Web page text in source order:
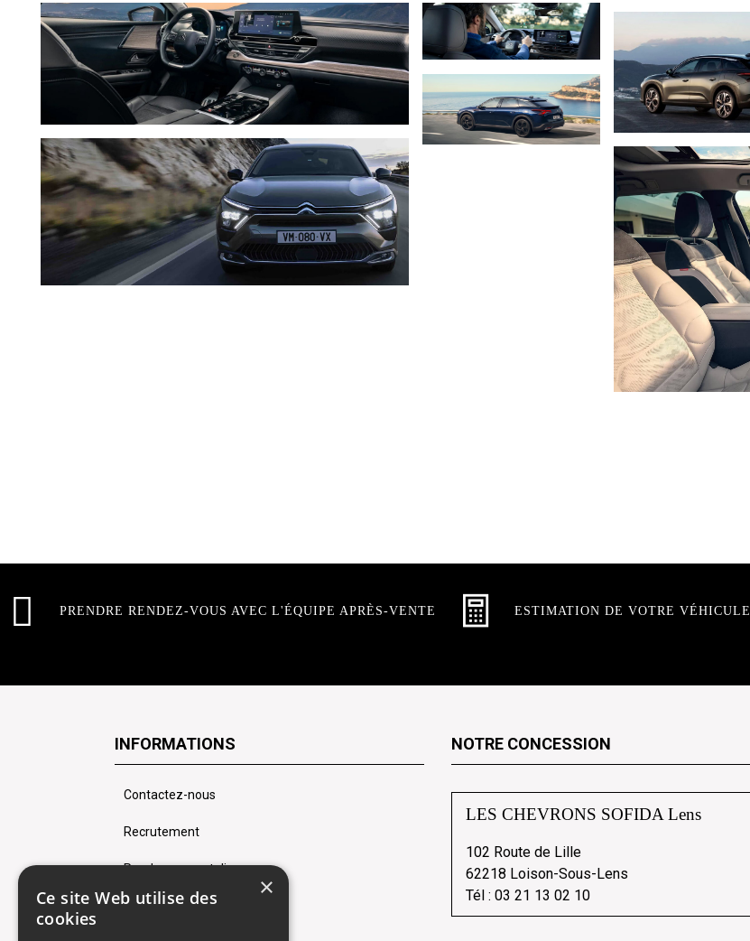
PRENDRE RENDEZ-VOUS AVEC L'ÉQUIPE APRÈS-VENTE ESTIMATION DE VOTRE VÉHICULE
INFORMATIONS
Contactez-nous
Recrutement
Rendez-vous atelier
Mentions légales
NOTRE CONCESSION
LES CHEVRONS SOFIDA Lens
102 Route de Lille
62218 Loison-Sous-Lens
Tél :03 21 13 02 10
×
Ce site Web utilise des
cookies